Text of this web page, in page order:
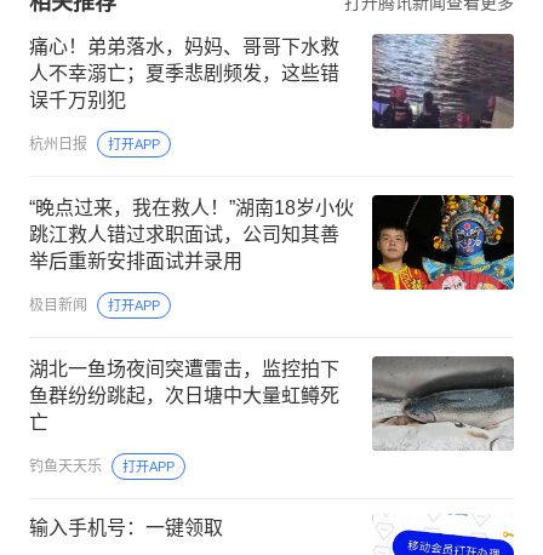
痛心！弟弟落水，妈妈、哥哥下水救
人不幸溺亡；夏季悲剧频发，这些错
误千万别犯
杭州日报 打开APP
“晚点过来，我在救人！”湖南18岁小伙
跳江救人错过求职面试，公司知其善
举后重新安排面试并录用
极目新闻 打开APP
湖北一鱼场夜间突遭雷击，监控拍下
鱼群纷纷跳起，次日塘中大量虹鳟死
亡
钓鱼天天乐 打开APP
输入手机号：一键领取